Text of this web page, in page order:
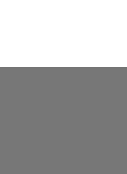
テ
ゲ